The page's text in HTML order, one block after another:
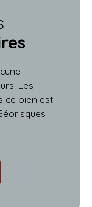
Les
ce bien est
: